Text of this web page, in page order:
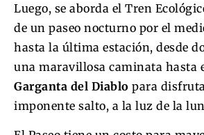
Luego, se aborda el Tren
de un paseo nocturno por el
hasta la última estación, desde
una maravillosa caminata hasta
Garganta del Diablo para
imponente salto, a la luz de la